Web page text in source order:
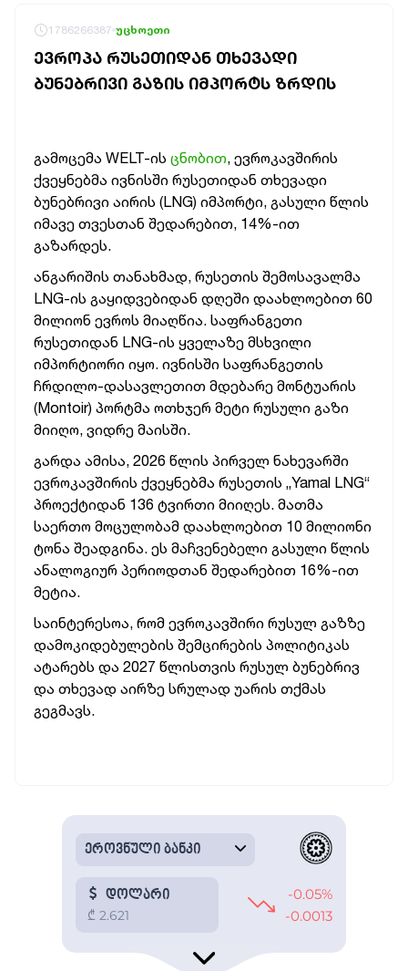
1786266387 უცხოეთი
ᲔᲕᲠᲝᲞᲐ ᲠᲣᲡᲔᲗᲘᲓᲐᲜ ᲗᲮᲔᲕᲐᲓᲘ
ᲑᲣᲜᲔᲑᲠᲘᲕᲘ ᲒᲐᲖᲘᲡ ᲘᲛᲞᲝᲠᲢᲡ ᲖᲠᲓᲘᲡ
გამოცემა WELT-ის ცნობით, ევროკავშირის
ქვეყნებმა ივნისში რუსეთიდან თხევადი
ბუნებრივი აირის (LNG) იმპორტი, გასული წლის
იმავე თვესთან შედარებით, 14%-ით
გაზარდეს.
ანგარიშის თანახმად, რუსეთის შემოსავალმა
LNG-ის გაყიდვებიდან დღეში დაახლოებით 60
მილიონ ევროს მიაღწია. საფრანგეთი
რუსეთიდან LNG-ის ყველაზე მსხვილი
იმპორტიორი იყო. ივნისში საფრანგეთის
ჩრდილო-დასავლეთით მდებარე მონტუარის
(Montoir) პორტმა ოთხჯერ მეტი რუსული გაზი
მიიღო, ვიდრე მაისში.
გარდა ამისა, 2026 წლის პირველ ნახევარში
ევროკავშირის ქვეყნებმა რუსეთის „Yamal LNG“
პროექტიდან 136 ტვირთი მიიღეს. მათმა
საერთო მოცულობამ დაახლოებით 10 მილიონი
ტონა შეადგინა. ეს მაჩვენებელი გასული წლის
ანალოგიურ პერიოდთან შედარებით 16%-ით
მეტია.
საინტერესოა, რომ ევროკავშირი რუსულ გაზზე
დამოკიდებულების შემცირების პოლიტიკას
ატარებს და 2027 წლისთვის რუსულ ბუნებრივ
და თხევად აირზე სრულად უარის თქმას
გეგმავს.